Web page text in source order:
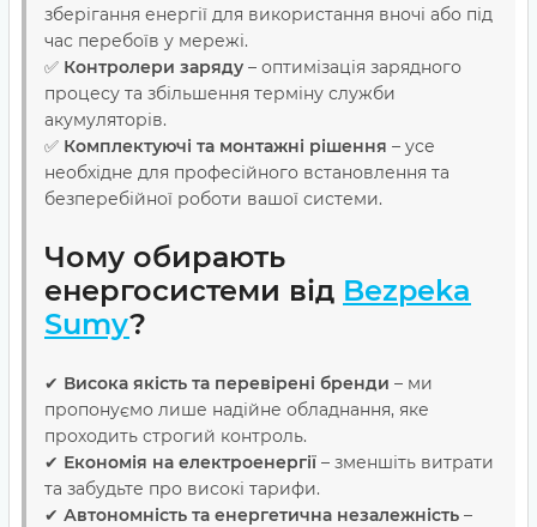
зберігання енергії для використання вночі або під
час перебоїв у мережі.
✅ Контролери заряду – оптимізація зарядного
процесу та збільшення терміну служби
акумуляторів.
✅ Комплектуючі та монтажні рішення – усе
необхідне для професійного встановлення та
безперебійної роботи вашої системи.
Чому обирають
енергосистеми від Bezpeka
Sumy?
✔ Висока якість та перевірені бренди – ми
пропонуємо лише надійне обладнання, яке
проходить строгий контроль.
✔ Економія на електроенергії – зменшіть витрати
та забудьте про високі тарифи.
✔ Автономність та енергетична незалежність –